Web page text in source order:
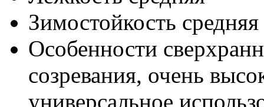
Зимостойкость средняя
Особенности
созревания, очень
универсальное